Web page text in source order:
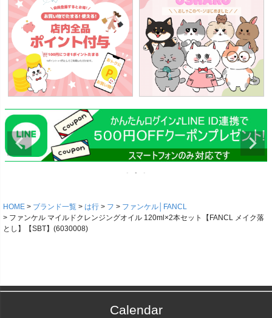
HOME ブランド一覧 は行 フ
ファンケル│FANCL
ファンケル マイルドクレンジングオイル 120ml×2本セット【FANCL メイク落
とし】【SBT】(6030008)
Calendar